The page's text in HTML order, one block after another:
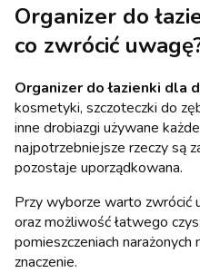
Organizer do
co zwrócić
Organizer do łazienki dla
kosmetyki, szczoteczki do
inne drobiazgi używane
najpotrzebniejsze rzeczy są
pozostaje uporządkowana.
Przy wyborze warto zwrócić
oraz możliwość łatwego
pomieszczeniach
znaczenie.